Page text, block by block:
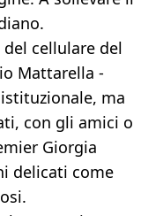
cellulare del
Mattarella -
ma
con gli amici o
Giorgia
delicati come